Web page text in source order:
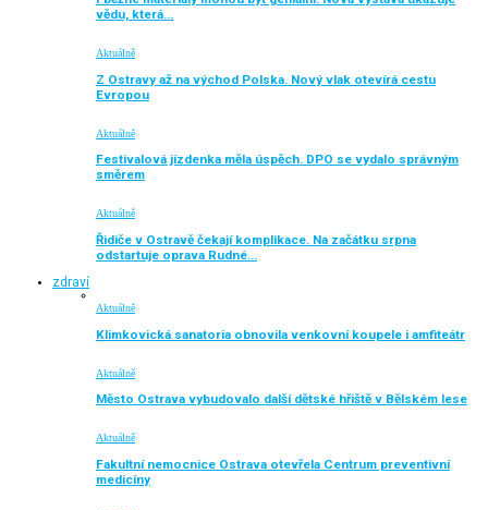
vědu, která…
Aktuálně
Z Ostravy až na východ Polska. Nový vlak otevírá cestu
Evropou
Aktuálně
Festivalová jízdenka měla úspěch. DPO se vydalo správným
směrem
Aktuálně
Řidiče v Ostravě čekají komplikace. Na začátku srpna
odstartuje oprava Rudné…
zdraví
Aktuálně
Klimkovická sanatoria obnovila venkovní koupele i amfiteátr
Aktuálně
Město Ostrava vybudovalo další dětské hřiště v Bělském lese
Aktuálně
Fakultní nemocnice Ostrava otevřela Centrum preventivní
medicíny